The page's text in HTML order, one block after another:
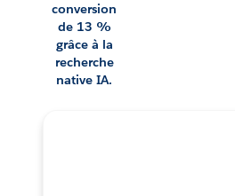
conversion
de 13 %
grâce à la
recherche
native IA.